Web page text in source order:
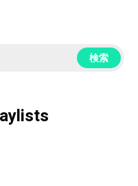
検索